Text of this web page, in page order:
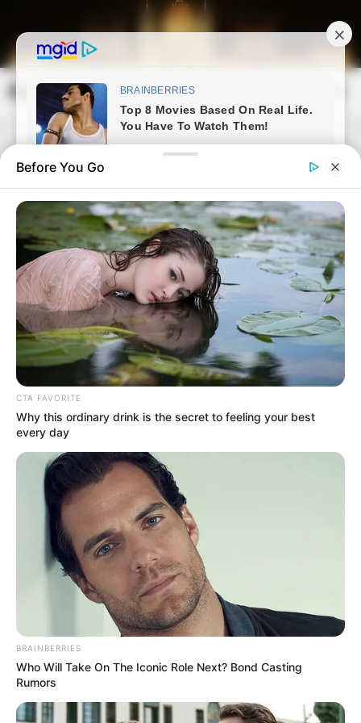
content
Magyarország Kincsei
Search
Before You Go
CTA FAVORITE
Why this ordinary drink is the secret to feeling your best
every day
BRAINBERRIES
Who Will Take On The Iconic Role Next? Bond Casting
Rumors